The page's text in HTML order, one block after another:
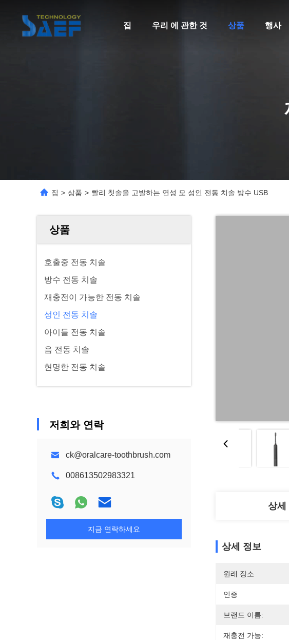
집 우리 에 관한 것 상품 행사
집 > 상품 > 빨리 칫솔을 고발하는 연성 모 성인 전동 치솔 방수 USB
상품
호출중 전동 치솔
방수 전동 치솔
재충전이 가능한 전동 치솔
성인 전동 치솔
아이들 전동 치솔
음 전동 치솔
현명한 전동 치솔
저희와 연락
ck@oralcare-toothbrush.com
008613502983321
지금 연락하세요
상세
상세 정보
원래 장소
인증
브랜드 이름:
재충전 가능: